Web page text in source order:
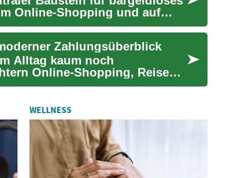
Online-Shopping und auf
Zahlungsüberblick
Alltag kaum noch
Online-Shopping, Reisen
WELLNESS